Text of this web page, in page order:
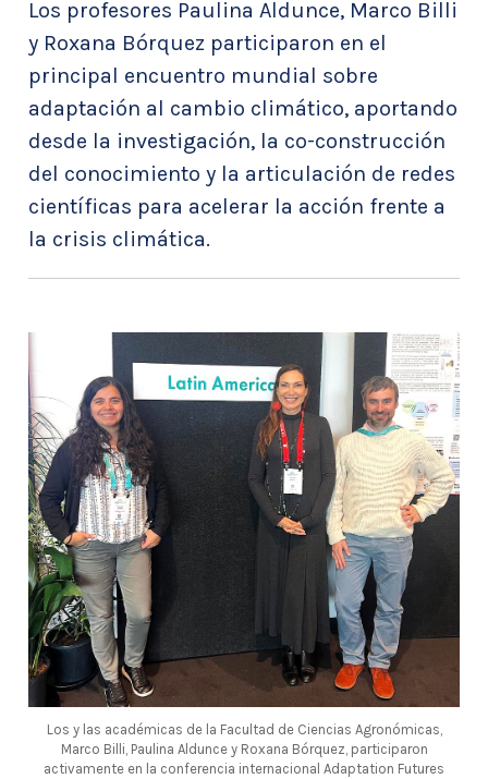
Los profesores Paulina Aldunce, Marco Billi
y Roxana Bórquez participaron en el
principal encuentro mundial sobre
adaptación al cambio climático, aportando
desde la investigación, la co-construcción
del conocimiento y la articulación de redes
científicas para acelerar la acción frente a
la crisis climática.
Los y las académicas de la Facultad de Ciencias Agronómicas,
Marco Billi, Paulina Aldunce y Roxana Bórquez, participaron
activamente en la conferencia internacional Adaptation Futures